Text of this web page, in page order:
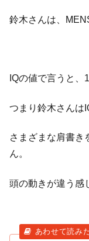
鈴木さんは、
IQの値で言うと、
つまり鈴木さんは
さまざまな肩書き
ん。
頭の動きが違う感